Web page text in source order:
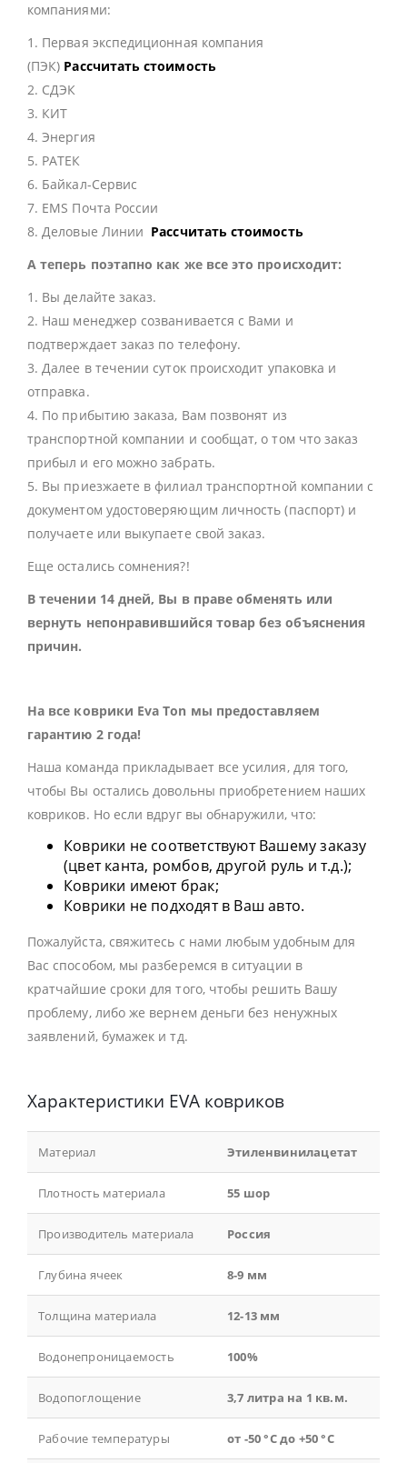
компаниями:
1. Первая экспедиционная компания
(ПЭК) Рассчитать стоимость
2. СДЭК
3. КИТ
4. Энергия
5. РАТЕК
6. Байкал-Сервис
7. EMS Почта России
8. Деловые Линии Рассчитать стоимость
А теперь поэтапно как же все это происходит:
1. Вы делайте заказ.
2. Наш менеджер созванивается с Вами и
подтверждает заказ по телефону.
3. Далее в течении суток происходит упаковка и
отправка.
4. По прибытию заказа, Вам позвонят из
транспортной компании и сообщат, о том что заказ
прибыл и его можно забрать.
5. Вы приезжаете в филиал транспортной компании с
документом удостоверяющим личность (паспорт) и
получаете или выкупаете свой заказ.
Еще остались сомнения?!
В течении 14 дней, Вы в праве обменять или
вернуть непонравившийся товар без объяснения
причин.
На все коврики Eva Ton мы предоставляем
гарантию 2 года!
Наша команда прикладывает все усилия, для того,
чтобы Вы остались довольны приобретением наших
ковриков. Но если вдруг вы обнаружили, что:
Коврики не соответствуют Вашему заказу
(цвет канта, ромбов, другой руль и т.д.);
Коврики имеют брак;
Коврики не подходят в Ваш авто.
Пожалуйста, свяжитесь с нами любым удобным для
Вас способом, мы разберемся в ситуации в
кратчайшие сроки для того, чтобы решить Вашу
проблему, либо же вернем деньги без ненужных
заявлений, бумажек и тд.
Характеристики EVA ковриков
Материал Этиленвинилацетат
Плотность материала 55 шор
Производитель материала Россия
Глубина ячеек 8-9 мм
Толщина материала 12-13 мм
Водонепроницаемость 100%
Водопоглощение 3,7 литра на 1 кв.м.
Рабочие температуры от -50 °С до +50 °С